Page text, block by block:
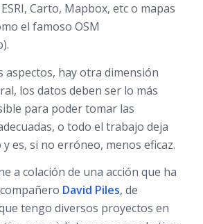
Carto, Mapbox, etc o mapas
el famoso OSM
aspectos, hay otra dimensión
los datos deben ser lo más
para poder tomar las
o todo el trabajo deja
es, si no erróneo, menos eficaz.
a colación de una acción que ha
David Piles, de
tengo diversos proyectos en